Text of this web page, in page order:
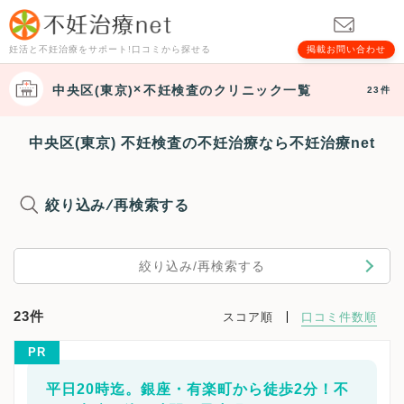
妊活と不妊治療をサポート!口コミから探せる 掲載お問い合わせ
中央区(東京) 不妊検査のクリニック一覧 23件
中央区(東京) 不妊検査の不妊治療なら不妊治療net
絞り込み/再検索する
絞り込み/再検索する
23件 スコア順 口コミ件数順
PR
平日20時迄。銀座・有楽町から徒歩2分！不